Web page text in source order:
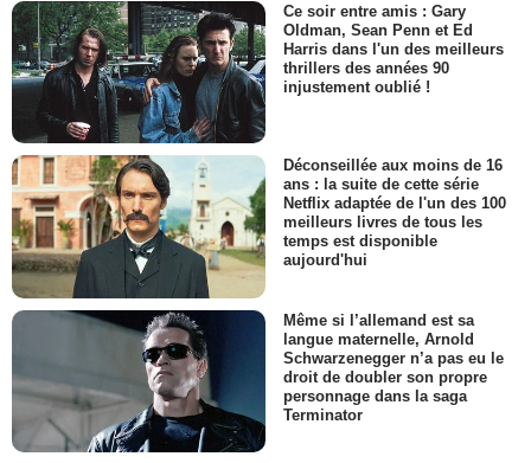
Ce soir entre amis : Gary
Oldman, Sean Penn et Ed
Harris dans l'un des meilleurs
thrillers des années 90
injustement oublié !
Déconseillée aux moins de 16
ans : la suite de cette série
Netflix adaptée de l'un des 100
meilleurs livres de tous les
temps est disponible
aujourd'hui
Même si l’allemand est sa
langue maternelle, Arnold
Schwarzenegger n’a pas eu le
droit de doubler son propre
personnage dans la saga
Terminator